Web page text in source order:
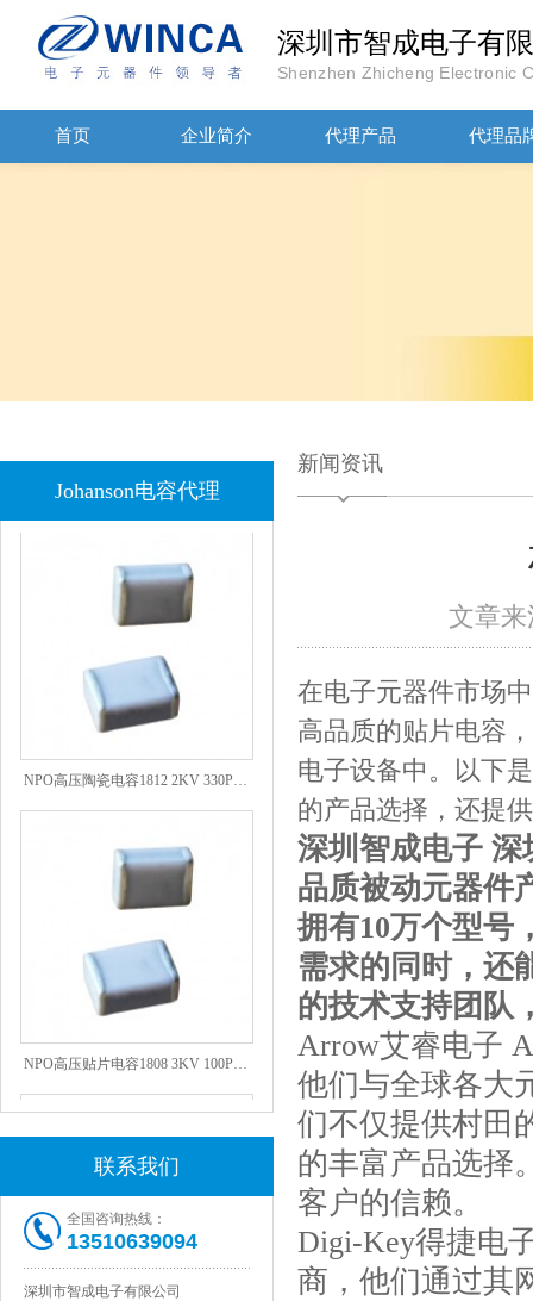
深圳市智成电子有
Shenzhen Zhicheng Electronic
首页 企业简介 代理产品 代理品
Johanson电容代理
联系我们
全国咨询热线：
13510639094
深圳市智成电子有限公司
新闻资讯
文章
在电子元器件市场
高品质的贴片电容
电子设备中。以下
的产品选择，还提
深圳智成电子
品质被动元器件
拥有10万个型号
需求的同时，还
的技术支持团队
Arrow艾睿电子
他们与全球各大
们不仅提供村田
的丰富产品选择
客户的信赖。
Digi-Key得捷电
商，他们通过其